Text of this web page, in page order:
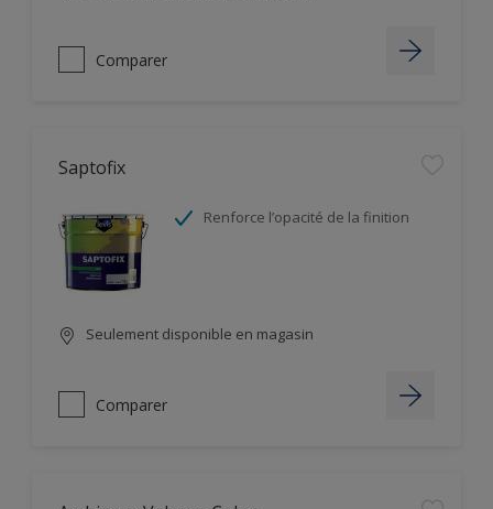
Comparer
Saptofix
Renforce l’opacité de la finition
Seulement disponible en magasin
Comparer